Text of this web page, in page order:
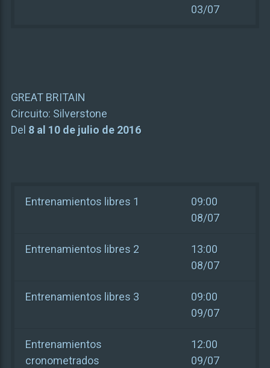
03/07
GREAT BRITAIN
Circuito: Silverstone
Del 8 al 10 de julio de 2016
Entrenamientos libres 1
09:00
08/07
Entrenamientos libres 2
13:00
08/07
Entrenamientos libres 3
09:00
09/07
Entrenamientos
cronometrados
12:00
09/07